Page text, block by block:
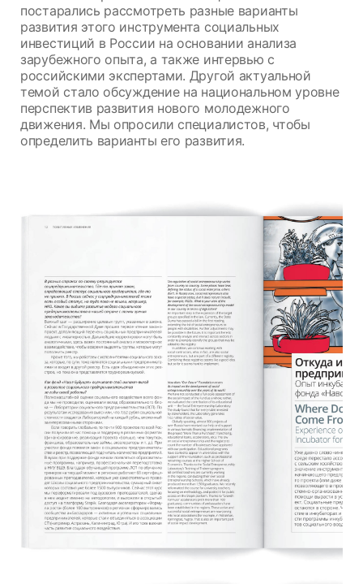
постарались рассмотреть разные варианты
развития этого инструмента социальных
инвестиций в России на основании анализа
зарубежного опыта, а также интервью с
российскими экспертами. Другой актуальной
темой стало обсуждение на национальном уровне
перспектив развития нового молодежного
движения. Мы опросили специалистов, чтобы
определить варианты его развития.